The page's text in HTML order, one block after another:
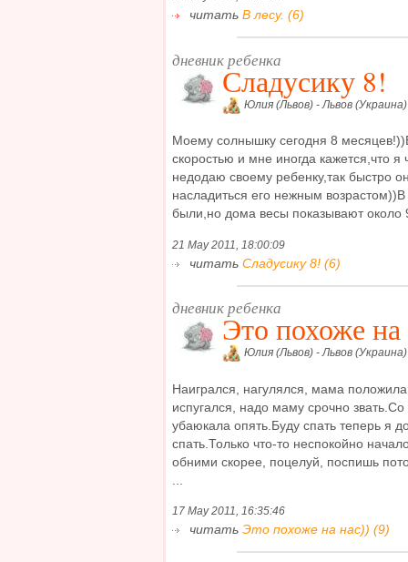
читать В лесу. (6)
дневник ребенка
Сладусику 8!
Юлия (Львов) - Львов
Моему солнышку сегодня 8
скоростью и мне иногда кажется,что я
недодаю своему ребенку,так быстро
насладиться его нежным
были,но дома весы показывают
21 May 2011, 18:00:09
читать Сладусику 8! (6)
дневник ребенка
Это похоже
Юлия (Львов) - Львов
Наигрался, нагулялся, мама
испугался, надо маму срочно
убаюкала опять.Буду спать теперь я
спать.Только что-то неспокойно
обними скорее, поцелуй, поспишь
17 May 2011, 16:35:46
читать Это похоже на нас)) (9)